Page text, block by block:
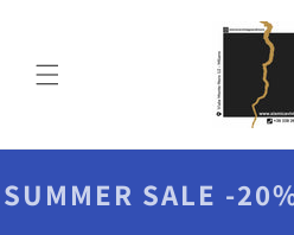
SUMMER SALE -